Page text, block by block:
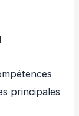
principales